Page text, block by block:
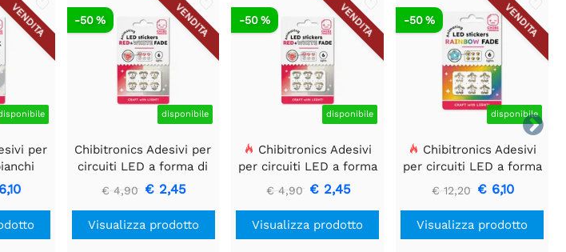

VENDITA
per
VENDITA
disponibile
-50 %
Chibitronics Adesivi per
circuiti LED a forma di
cuore bianco/rosso (6
adesivi)
€ 4,90 € 2,45
Visualizza prodotto
VENDITA
disponibile
-50 %
Chibitronics Adesivi
per circuiti LED a forma
di cuore bianco (6
adesivi)
€ 4,90 € 2,45
Visualizza prodotto
VENDITA
disponibile
-50 %
Chibitronics Adesivi
per circuiti LED a forma
di fiore arcobaleno (6
adesivi)
€ 12,20 € 6,10
Visualizza prodotto